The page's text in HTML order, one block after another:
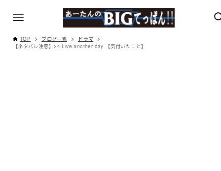
TOP ブログ一覧
ドラマ
【ネタバレ注意】24 Live another day 【気付いたこと】